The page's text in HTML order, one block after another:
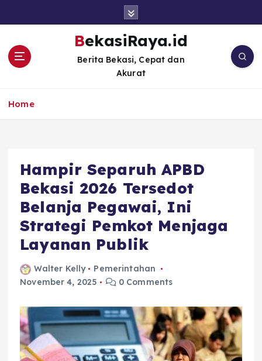
BekasiRaya.id
Berita Bekasi, Cepat dan
Akurat
Home
Hampir Separuh APBD
Bekasi 2026 Tersedot
Belanja Pegawai, Ini
Strategi Pemkot Menjaga
Layanan Publik
Walter Kelly
Pemerintahan
November 4, 2025
0 Comments